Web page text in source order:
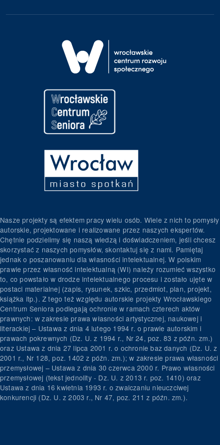
Nasze projekty są efektem pracy wielu osób. Wiele z nich to pomysły
autorskie, projektowane i realizowane przez naszych ekspertów.
Chętnie podzielimy się naszą wiedzą i doświadczeniem, jeśli chcesz
skorzystać z naszych pomysłów, skontaktuj się z nami. Pamiętaj
jednak o poszanowaniu dla własności intelektualnej. W polskim
prawie przez własność intelektualną (WI) należy rozumieć wszystko
to, co powstało w drodze intelektualnego procesu i zostało ujęte w
postaci materialnej (zapis, rysunek, szkic, przedmiot, plan, projekt,
książka itp.). Z tego też względu autorskie projekty Wrocławskiego
Centrum Seniora podlegają ochronie w ramach czterech aktów
prawnych: w zakresie prawa własności artystycznej, naukowej i
literackiej – Ustawa z dnia 4 lutego 1994 r. o prawie autorskim i
prawach pokrewnych (Dz. U. z 1994 r., Nr 24, poz. 83 z późn. zm.)
oraz Ustawa z dnia 27 lipca 2001 r. o ochronie baz danych (Dz. U. z
2001 r., Nr 128, poz. 1402 z późn. zm.); w zakresie prawa własności
przemysłowej – Ustawa z dnia 30 czerwca 2000 r. Prawo własności
przemysłowej (tekst jednolity - Dz. U. z 2013 r. poz. 1410) oraz
Ustawa z dnia 16 kwietnia 1993 r. o zwalczaniu nieuczciwej
konkurencji (Dz. U. z 2003 r., Nr 47, poz. 211 z późn. zm.).